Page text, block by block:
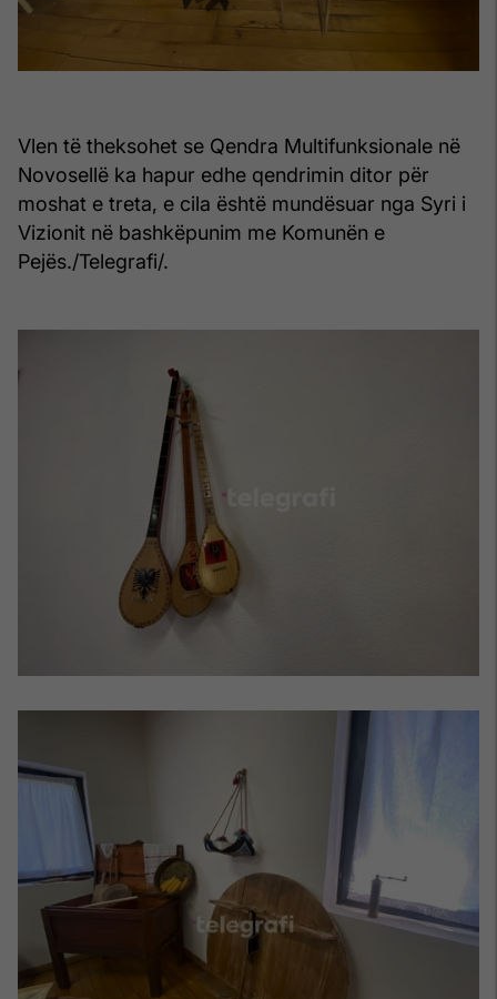
Vlen të theksohet se Qendra Multifunksionale në
Novosellë ka hapur edhe qendrimin ditor për
moshat e treta, e cila është mundësuar nga Syri i
Vizionit në bashkëpunim me Komunën e
Pejës./Telegrafi/.